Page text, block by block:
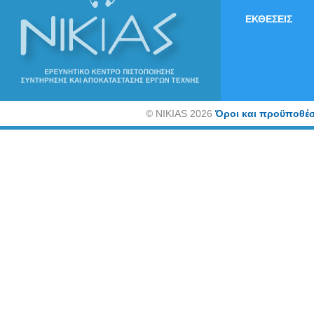
ΕΚΘΕΣΕΙΣ
©NIKIAS 2026Όροι και